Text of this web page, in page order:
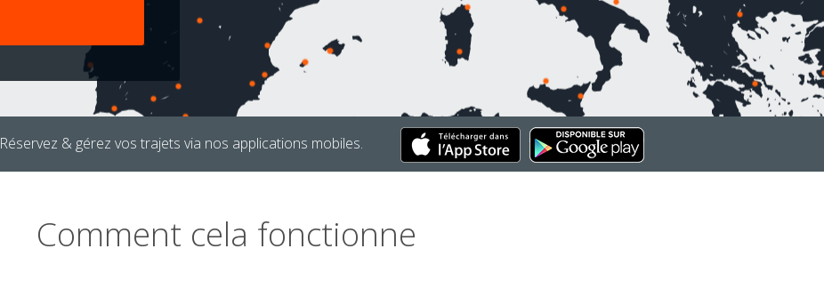
Réservez & gérez vos trajets via nos applications mobiles.
Comment cela fonctionne